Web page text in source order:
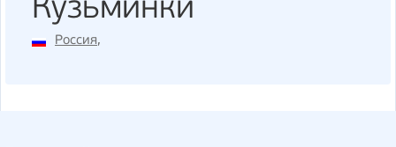
Кузьминки
Россия,